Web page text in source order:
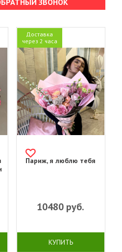
ЗВОНОК
Доставка
через 2 часа
Париж, я люблю тебя
10480 руб.
КУПИТЬ